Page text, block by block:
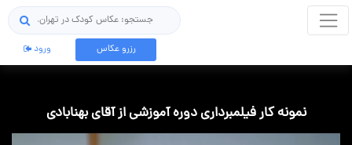
جستجو
رزرو عکاس ورود
نمونه کار فیلمبرداری دوره آموزشی از آقای بهنابادی